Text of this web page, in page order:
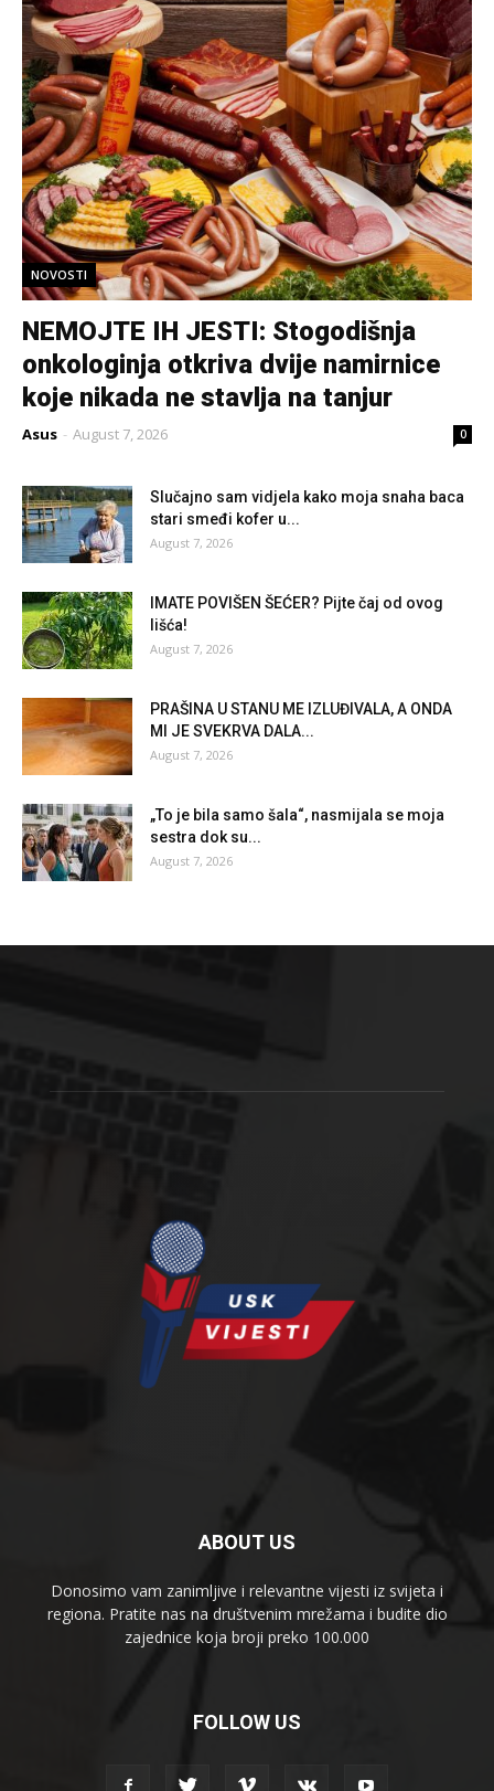
NOVOSTI
NEMOJTE IH JESTI: Stogodišnja
onkologinja otkriva dvije namirnice
koje nikada ne stavlja na tanjur
Asus - August 7, 2026 0
Slučajno sam vidjela kako moja snaha baca
stari smeđi kofer u...
August 7, 2026
IMATE POVIŠEN ŠEĆER? Pijte čaj od ovog
lišća!
August 7, 2026
PRAŠINA U STANU ME IZLUĐIVALA, A ONDA
MI JE SVEKRVA DALA...
August 7, 2026
„To je bila samo šala“, nasmijala se moja
sestra dok su...
August 7, 2026
ABOUT US
Donosimo vam zanimljive i relevantne vijesti iz svijeta i
regiona. Pratite nas na društvenim mrežama i budite dio
zajednice koja broji preko 100.000
FOLLOW US